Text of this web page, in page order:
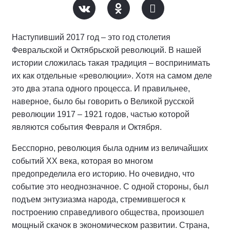
Наступивший 2017 год – это год столетия
Февральской и Октябрьской революций. В нашей
истории сложилась такая традиция – воспринимать
их как отдельные «революции». Хотя на самом деле
это два этапа одного процесса. И правильнее,
наверное, было бы говорить о Великой русской
революции 1917 – 1921 годов, частью которой
являются события Февраля и Октября.
Бесспорно, революция была одним из величайших
событий XX века, которая во многом
предопределила его историю. Но очевидно, что
событие это неоднозначное. С одной стороны, был
подъем энтузиазма народа, стремившегося к
построению справедливого общества, произошел
мощный скачок в экономическом развитии. Страна,